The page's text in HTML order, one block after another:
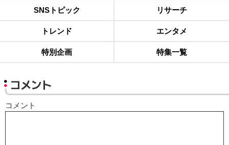
SNSトピック リサーチ
トレンド エンタメ
特別企画 特集一覧
コメント
コメント